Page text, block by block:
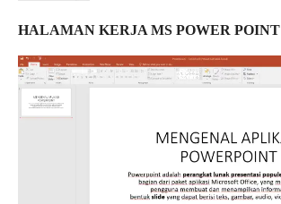
HALAMAN KERJA MS POWER POINT